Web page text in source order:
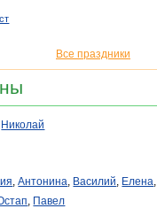
Все праздники
Николай
,Антонина, Василий, Елена,
, Павел